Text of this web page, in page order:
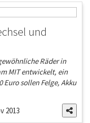
und
Räder in
MIT entwickelt, ein
Euro sollen Felge, Akku
2013